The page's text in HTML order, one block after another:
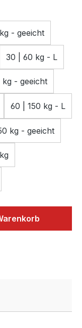
- geeicht
30 | 60 kg - L
kg - geeicht
60 | 150 kg - L
kg - geeicht